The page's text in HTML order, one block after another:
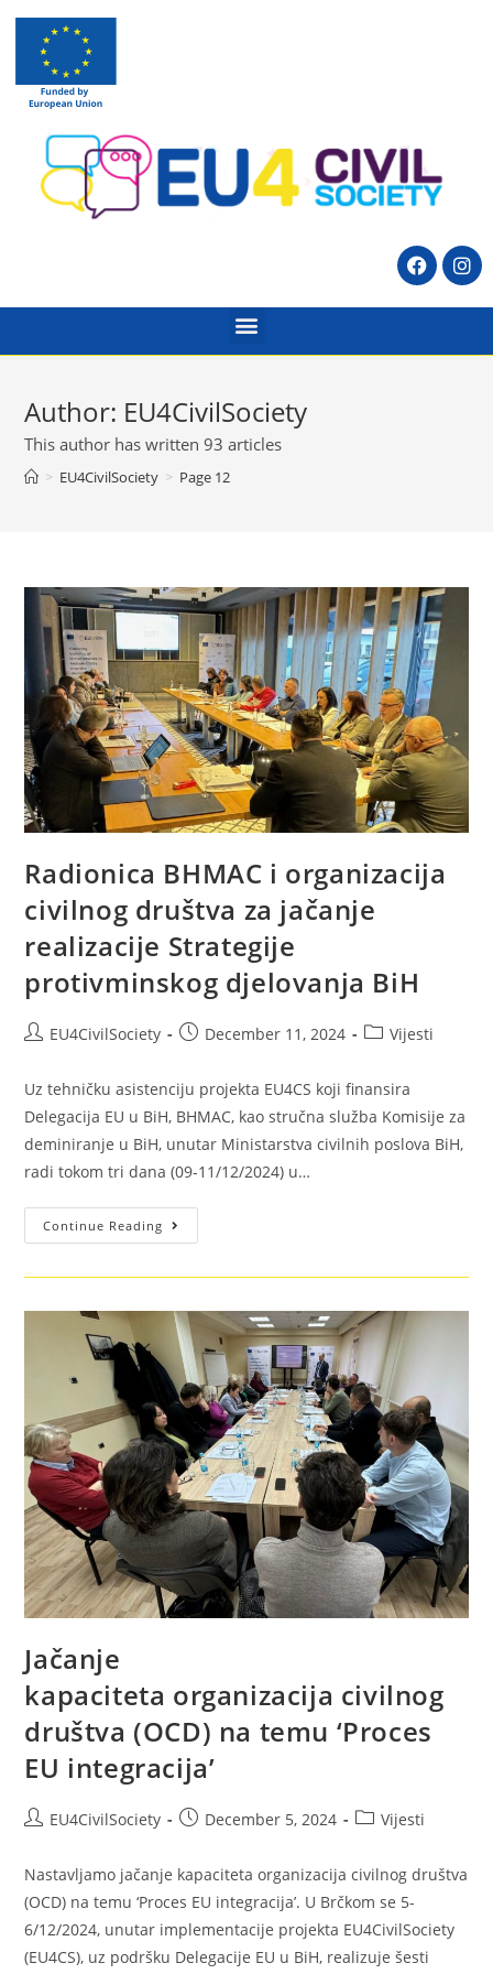
Author: EU4CivilSociety
This author has written 93 articles
> EU4CivilSociety > Page 12
Radionica BHMAC i organizacija
civilnog društva za jačanje
realizacije Strategije
protivminskog djelovanja BiH
EU4CivilSociety December 11, 2024 Vijesti
Uz tehničku asistenciju projekta EU4CS koji finansira
Delegacija EU u BiH, BHMAC, kao stručna služba Komisije za
deminiranje u BiH, unutar Ministarstva civilnih poslova BiH,
radi tokom tri dana (09-11/12/2024) u…
Continue Reading
Jačanje
kapaciteta organizacija civilnog
društva (OCD) na temu ‘Proces
EU integracija’
EU4CivilSociety December 5, 2024 Vijesti
Nastavljamo jačanje kapaciteta organizacija civilnog društva
(OCD) na temu ‘Proces EU integracija’. U Brčkom se 5-
6/12/2024, unutar implementacije projekta EU4CivilSociety
(EU4CS), uz podršku Delegacije EU u BiH, realizuje šesti